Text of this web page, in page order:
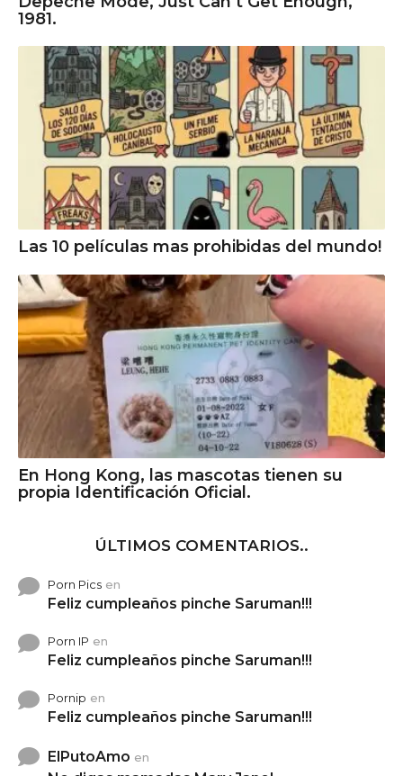
1981.
Las 10 películas mas prohibidas del mundo!
En Hong Kong, las mascotas tienen su
propia Identificación Oficial.
ÚLTIMOS COMENTARIOS..
Porn Pics en
Feliz cumpleaños pinche Saruman!!!
Porn IP en
Feliz cumpleaños pinche Saruman!!!
Pornip en
Feliz cumpleaños pinche Saruman!!!
ElPutoAmo en